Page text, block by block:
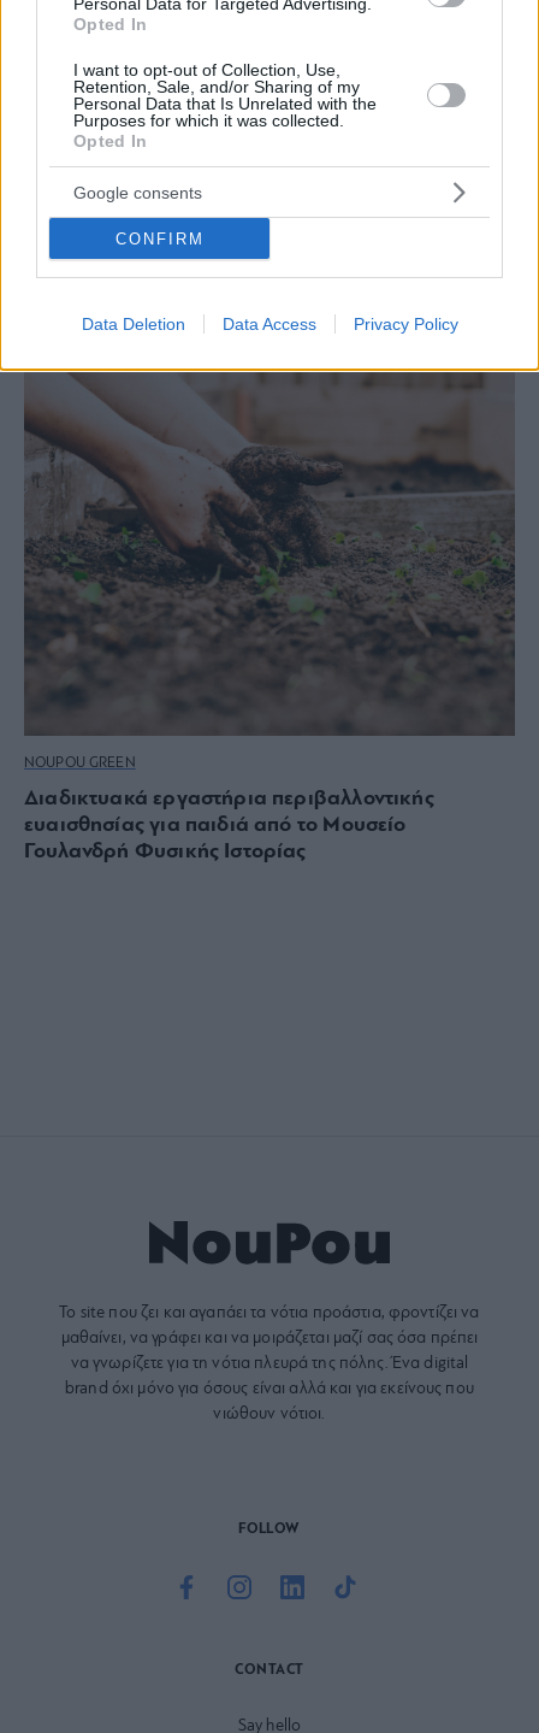
Opted In
I want to opt-out of Collection, Use,
Retention, Sale, and/or Sharing of my
Personal Data that Is Unrelated with the
Purposes for which it was collected.
Opted In
Google consents
CONFIRM
Data Deletion Data Access Privacy Policy
Ίδρυμα Β&Ε Γουλανδρή: Ελεύθερη είσοδος την
NOUPOU GREEN
Διαδικτυακά εργαστήρια περιβαλλοντικής
ευαισθησίας για παιδιά από το Μουσείο
Γουλανδρή Φυσικής Ιστορίας
Το site που ζει και αγαπάει τα νότια προάστια, φροντίζει να
μαθαίνει, να γράφει και να μοιράζεται μαζί σας όσα πρέπει
να γνωρίζετε για τη νότια πλευρά της πόλης. Ένα digital
brand όχι μόνο για όσους είναι αλλά και για εκείνους που
νιώθουν νότιοι.
FOLLOW
CONTACT
Say hello